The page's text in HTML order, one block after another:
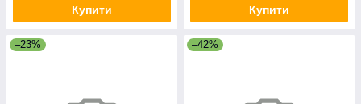
Купити Купити
–23% –42%